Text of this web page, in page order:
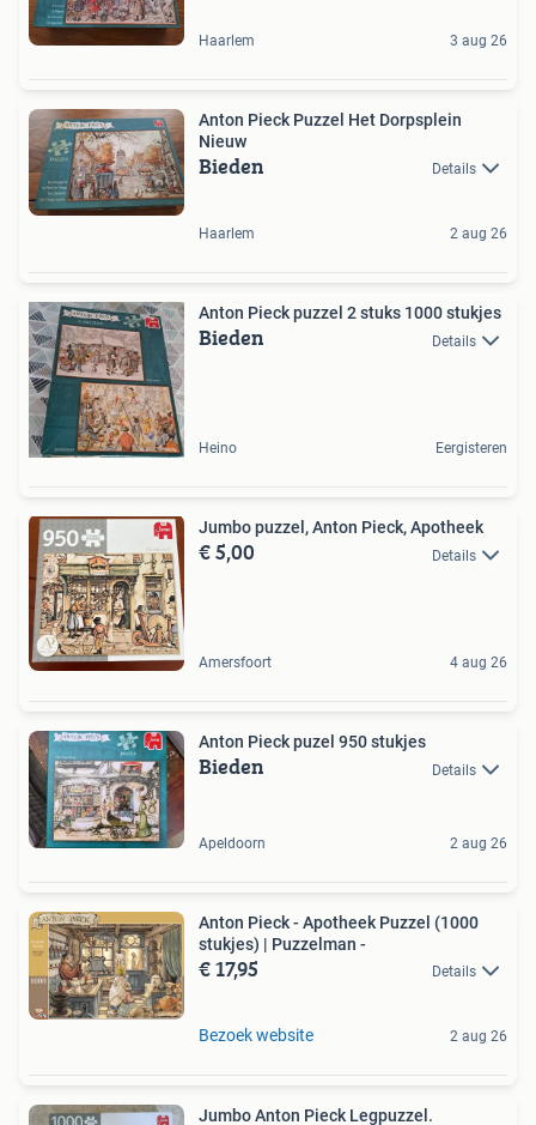
Haarlem 3 aug 26
Anton Pieck Puzzel Het Dorpsplein
Nieuw
Bieden Details
Haarlem 2 aug 26
Anton Pieck puzzel 2 stuks 1000 stukjes
Bieden Details
Heino Eergisteren
Jumbo puzzel, Anton Pieck, Apotheek
€ 5,00 Details
Amersfoort 4 aug 26
Anton Pieck puzel 950 stukjes
Bieden Details
Apeldoorn 2 aug 26
Anton Pieck - Apotheek Puzzel (1000
stukjes) | Puzzelman -
€ 17,95 Details
Bezoek website 2 aug 26
Jumbo Anton Pieck Legpuzzel.